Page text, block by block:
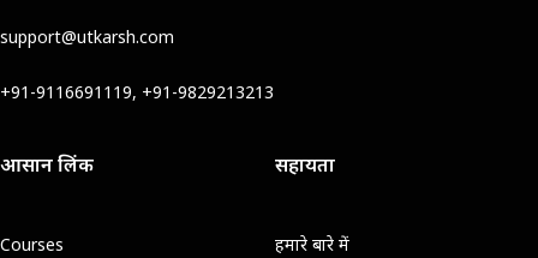
support@utkarsh.com
+91-9116691119, +91-9829213213
आसान लिंक
Courses
सहायता
हमारे बारे में